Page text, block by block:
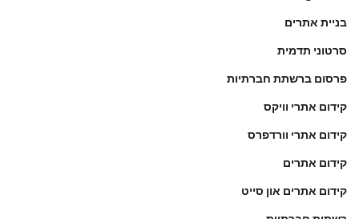
בניית אתרים
סרטוני תדמית
פרסום ברשתת חברתיות
קידום אתרי וויקס
קידום אתרי וורדפרס
קידום אתרים
קידום אתרים און סייט